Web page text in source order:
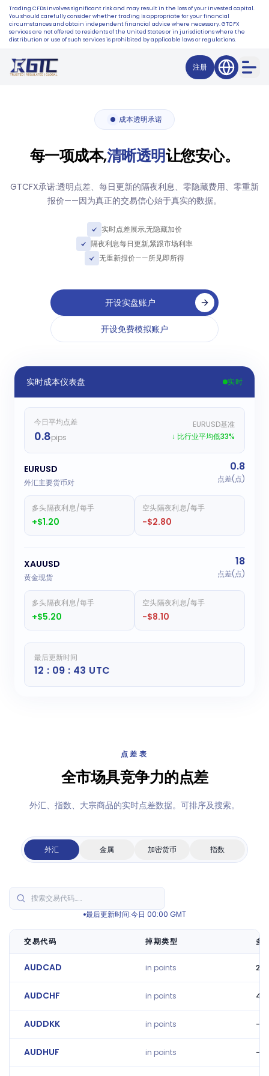
Trading CFDs involves significant risk and may result in the loss of your invested capital.
You should carefully consider whether trading is appropriate for your financial
circumstances and obtain independent financial advice where necessary. GTCFX
services are not offered to residents of the United States or in jurisdictions where the
distribution or use of such services is prohibited by applicable laws or regulations.
注册
成本透明承诺
每一项成本,清晰透明让您安心。
GTCFX承诺:透明点差、每日更新的隔夜利息、零隐藏费用、零重新
报价——因为真正的交易信心始于真实的数据。
实时点差展示,无隐藏加价
隔夜利息每日更新,紧跟市场利率
无重新报价——所见即所得
开设实盘账户
开设免费模拟账户
实时成本仪表盘 实时
今日平均点差
0.8pips
EURUSD基准
↓ 比行业平均低33%
EURUSD
外汇主要货币对
0.8
点差(点)
多头隔夜利息/每手
+$1.20
空头隔夜利息/每手
-$2.80
XAUUSD
黄金现货
18
点差(点)
多头隔夜利息/每手
+$5.20
空头隔夜利息/每手
-$8.10
最后更新时间
12 : 09 : 43 UTC
点差表
全市场具竞争力的点差
外汇、指数、大宗商品的实时点差数据。可排序及搜索。
外汇 金属 加密货币 指数
最后更新时间:今日 00:00 GMT
交易代码 掉期类型 多
AUDCAD in points 2.5
AUDCHF in points
AUDDKK in points -6
AUDHUF in points -